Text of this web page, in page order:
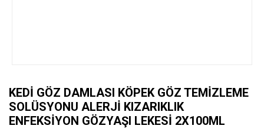
KEDI GÖZ DAMLASI KÖPEK GÖZ TEMIZLEME
SOLÜSYONU ALERJI KIZARIKLIK
ENFEKSIYON GÖZYAŞI LEKESI 2X100ML